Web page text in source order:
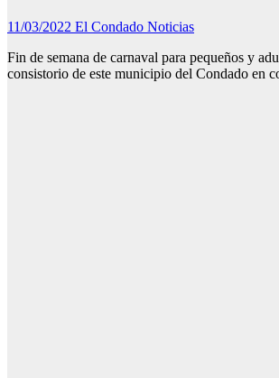
11/03/2022 El Condado Noticias
Fin de semana de carnaval para pequeños y
consistorio de este municipio del Condado en